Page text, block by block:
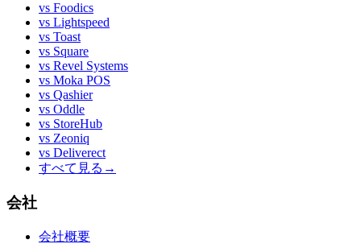
vs Foodics
vs Lightspeed
vs Toast
vs Square
vs Revel Systems
vs Moka POS
vs Qashier
vs Oddle
vs StoreHub
vs Zeoniq
vs Deliverect
すべて見る →
会社
会社概要